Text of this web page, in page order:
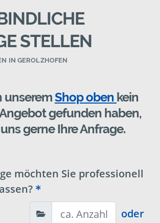
STELLEN
IN GEROLZHOFEN
unseremShop oben kein
gefunden haben,
gerne Ihre Anfrage.
möchten Sie professionell
oder